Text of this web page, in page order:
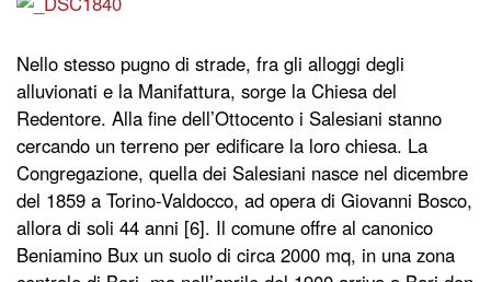
Nello stesso pugno di strade, fra gli alloggi degli
alluvionati e la Manifattura, sorge la Chiesa del
Redentore. Alla fine dell’Ottocento i Salesiani stanno
cercando un terreno per edificare la loro chiesa. La
Congregazione, quella dei Salesiani nasce nel dicembre
del 1859 a Torino-Valdocco, ad opera di Giovanni Bosco,
allora di soli 44 anni [6]. Il comune offre al canonico
Beniamino Bux un suolo di circa 2000 mq, in una zona